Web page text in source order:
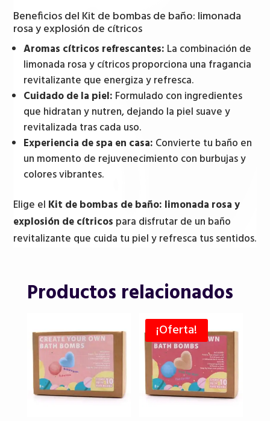
Beneficios del Kit de bombas de baño: limonada
rosa y explosión de cítricos
Aromas cítricos refrescantes: La combinación de
limonada rosa y cítricos proporciona una fragancia
revitalizante que energiza y refresca.
Cuidado de la piel: Formulado con ingredientes
que hidratan y nutren, dejando la piel suave y
revitalizada tras cada uso.
Experiencia de spa en casa: Convierte tu baño en
un momento de rejuvenecimiento con burbujas y
colores vibrantes.
Elige el Kit de bombas de baño: limonada rosa y
explosión de cítricos para disfrutar de un baño
revitalizante que cuida tu piel y refresca tus sentidos.
Productos relacionados
¡Oferta!